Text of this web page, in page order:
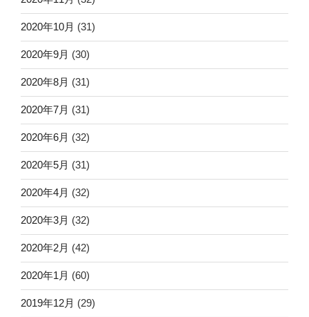
2020年10月 (31)
2020年9月 (30)
2020年8月 (31)
2020年7月 (31)
2020年6月 (32)
2020年5月 (31)
2020年4月 (32)
2020年3月 (32)
2020年2月 (42)
2020年1月 (60)
2019年12月 (29)